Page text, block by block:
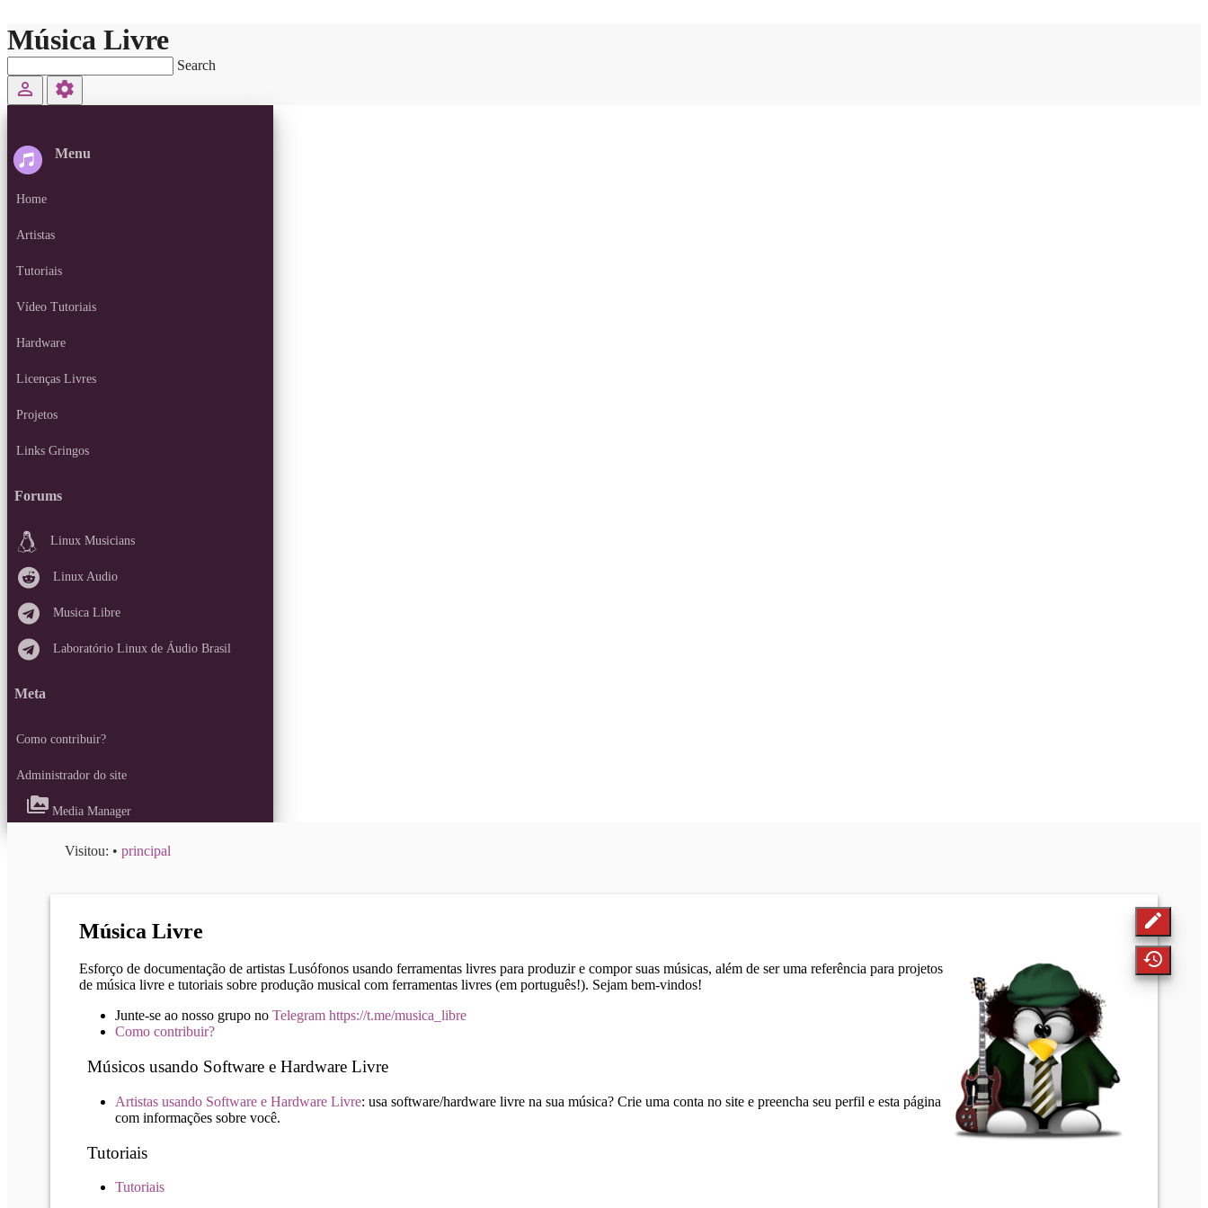
Música Livre
Search
perm_identity settings
Menu
Home
Artistas
Tutoriais
Vídeo Tutoriais
Hardware
Licenças Livres
Projetos
Links Gringos
Forums
Linux Musicians
Linux Audio
Musica Libre
Laboratório Linux de Áudio Brasil
Meta
Como contribuir?
Administrador do site
perm_media Media Manager
Visitou: • principal
edit
history
Música Livre
Esforço de documentação de artistas Lusófonos usando ferramentas livres para produzir e compor suas músicas, além de ser uma referência para projetos
de música livre e tutoriais sobre produção musical com ferramentas livres (em português!). Sejam bem-vindos!
Junte-se ao nosso grupo no Telegram https://t.me/musica_libre
Como contribuir?
Músicos usando Software e Hardware Livre
Artistas usando Software e Hardware Livre: usa software/hardware livre na sua música? Crie uma conta no site e preencha seu perfil e esta página
com informações sobre você.
Tutoriais
Tutoriais